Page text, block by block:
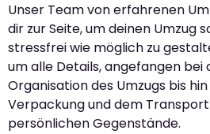
Unser Team von erfahrenen
dir zur Seite, um deinen Umzug
stressfrei wie möglich zu
um alle Details, angefangen bei
Organisation des Umzugs bis
Verpackung und dem
persönlichen Gegenstände.